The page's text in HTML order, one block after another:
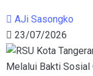
AJi Sasongko
23/07/2026